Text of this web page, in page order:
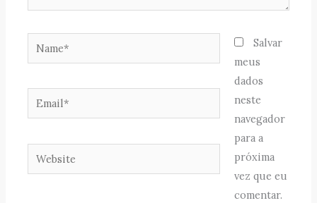
Name*
Email*
Website
Salvar
meus
dados
neste
navegador
para a
próxima
vez que eu
comentar.